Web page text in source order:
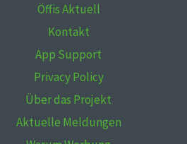
Öffis Aktuell
Kontakt
App Support
Privacy Policy
Über das Projekt
Aktuelle Meldungen